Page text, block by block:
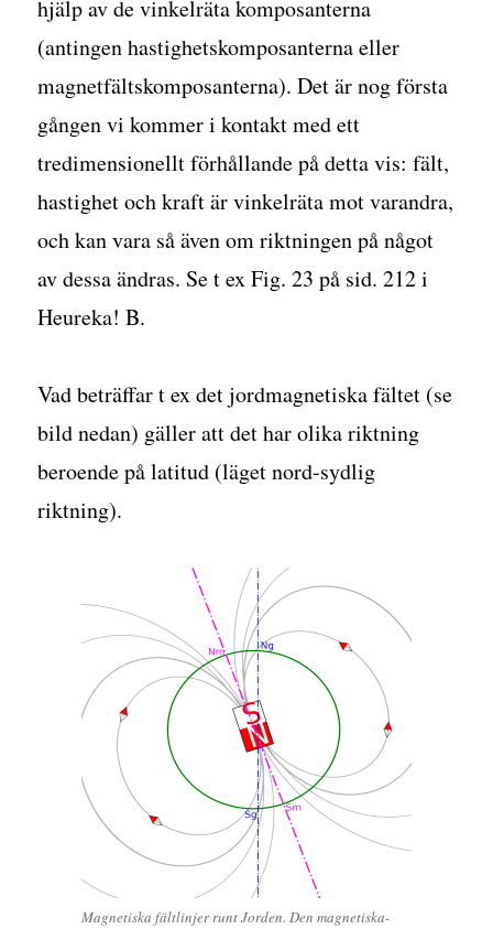
hjälp av de vinkelräta komposanterna
(antingen hastighetskomposanterna eller
magnetfältskomposanterna). Det är nog första
gången vi kommer i kontakt med ett
tredimensionellt förhållande på detta vis: fält,
hastighet och kraft är vinkelräta mot varandra,
och kan vara så även om riktningen på något
av dessa ändras. Se t ex Fig. 23 på sid. 212 i
Heureka! B.
Vad beträffar t ex det jordmagnetiska fältet (se
bild nedan) gäller att det har olika riktning
beroende på latitud (läget nord-sydlig
riktning).
Magnetiska fältlinjer runt Jorden. Den magnetiska-